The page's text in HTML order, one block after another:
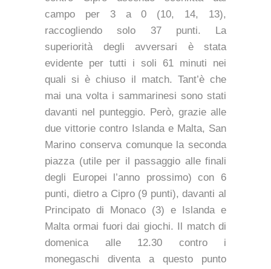
campo per 3 a 0 (10, 14, 13),
raccogliendo solo 37 punti. La
superiorità degli avversari è stata
evidente per tutti i soli 61 minuti nei
quali si è chiuso il match. Tant’è che
mai una volta i sammarinesi sono stati
davanti nel punteggio. Però, grazie alle
due vittorie contro Islanda e Malta, San
Marino conserva comunque la seconda
piazza (utile per il passaggio alle finali
degli Europei l’anno prossimo) con 6
punti, dietro a Cipro (9 punti), davanti al
Principato di Monaco (3) e Islanda e
Malta ormai fuori dai giochi. Il match di
domenica alle 12.30 contro i
monegaschi diventa a questo punto